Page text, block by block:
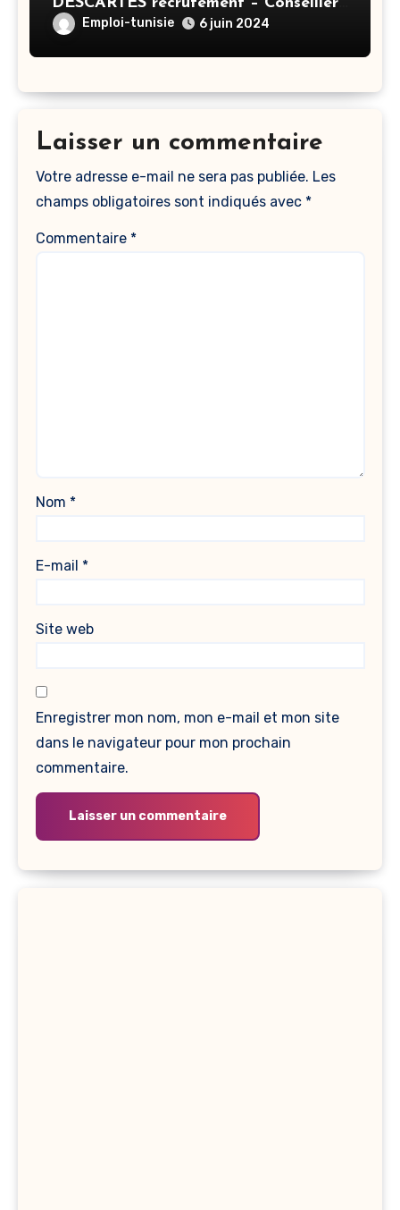
Principal en éducation – Tunis
Emploi-tunisie 6 juin 2024
Laisser un commentaire
Votre adresse e-mail ne sera pas publiée. Les
champs obligatoires sont indiqués avec *
Commentaire *
Nom *
E-mail *
Site web
Enregistrer mon nom, mon e-mail et mon site
dans le navigateur pour mon prochain
commentaire.